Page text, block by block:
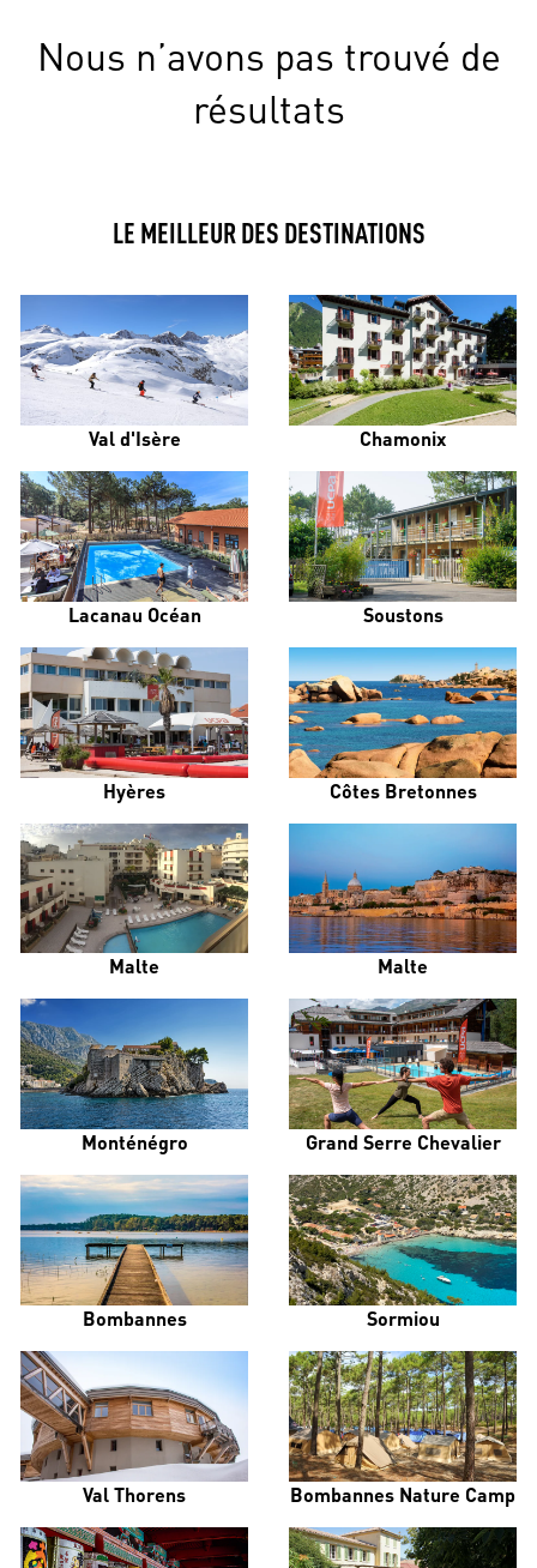
Nous n’avons pas trouvé de
résultats
LE MEILLEUR DES DESTINATIONS
Val d'Isère Chamonix
Lacanau Océan Soustons
Hyères Côtes Bretonnes
Malte Malte
Monténégro Grand Serre Chevalier
Bombannes Sormiou
Val Thorens Bombannes Nature Camp